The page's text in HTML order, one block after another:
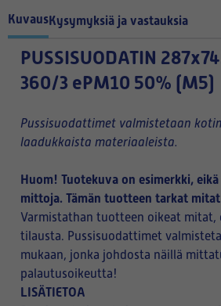
KuvausKysymyksiä ja vastauksia
PUSSISUODATIN
360/3 ePM10 50% (M5)
Pussisuodattimet valmistetaan
laadukkaista materiaaleista.
Huom! Tuotekuva on esimerkki,
mittoja. Tämän tuotteen tarkat
Varmistathan tuotteen oikeat mitat,
tilausta. Pussisuodattimet
mukaan, jonka johdosta näillä
palautusoikeutta!
LISÄTIETOA